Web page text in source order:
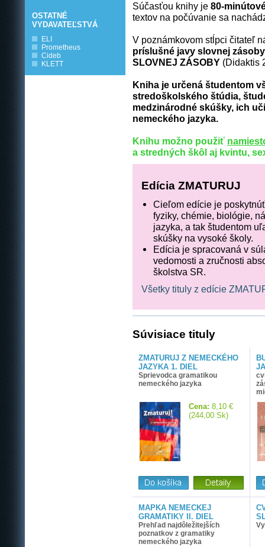
OSTATNÉ
VYDAVATEĽSTVÁ
ELI
Prometheus
Cideb
KLETT
Súčasťou knihy je 80-
textov na počúvanie sa
V poznámkovom stĺpci čitateľ
príslušné javy slovnej
SLOVNEJ ZÁSOBY (Didaktis
Kniha je určená študentom
stredoškolského štúdia,
medzinárodné skúšky, ich
nemeckého jazyka.
Knihu možno použiť
a stredných škôl aj kvintu,
Edícia ZMATURUJ
Cieľom edície je
fyziky, chémie, biológie,
jazyka, a tak študentom
skúšky na vysoké školy.
Edícia je spracovaná v
vedomosti a zručnosti
školstva SR.
Všetky tituly z edície
Súvisiace tituly
ZMATURUJ Z NEMECKÉHO
JAZYKA 1. DIEL
Sprievodca gramatikou
nemeckého jazyka
Cena: 8,10 €
(244,00 Sk)
MAPKA NEMECKEJ
GRAMATIKY II. DIEL
Prehľad najdôležitejších
poznatkov z gramatiky
nemeckého jazyka